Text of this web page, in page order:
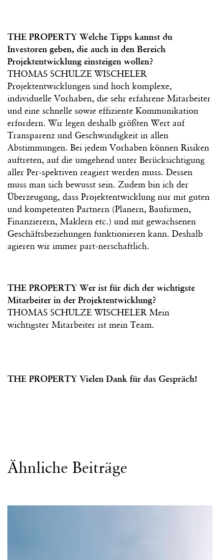
THE PROPERTY Welche Tipps kannst du
Investoren geben, die auch in den Bereich
Projektentwicklung einsteigen wollen?
THOMAS SCHULZE WISCHELER
Projektentwicklungen sind hoch komplexe,
individuelle Vorhaben, die sehr erfahrene Mitarbeiter
und eine schnelle sowie effiziente Kommunikation
erfordern. Wir legen deshalb größten Wert auf
Transparenz und Geschwindigkeit in allen
Abstimmungen. Bei jedem Vorhaben können Risiken
auftreten, auf die umgehend unter Berücksichtigung
aller Per-spektiven reagiert werden muss. Dessen
muss man sich bewusst sein. Zudem bin ich der
Überzeugung, dass Projektentwicklung nur mit guten
und kompetenten Partnern (Planern, Baufirmen,
Finanzierern, Maklern etc.) und mit gewachsenen
Geschäftsbeziehungen funktionieren kann. Deshalb
agieren wir immer part-nerschaftlich.
THE PROPERTY Wer ist für dich der wichtigste
Mitarbeiter in der Projektentwicklung?
THOMAS SCHULZE WISCHELER Mein
wichtigster Mitarbeiter ist mein Team.
THE PROPERTY Vielen Dank für das Gespräch!
Ähnliche Beiträge